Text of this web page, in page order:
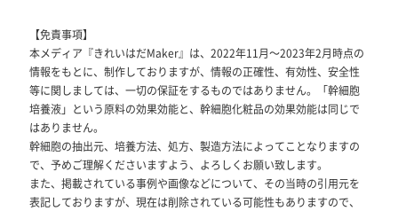
【免責事項】
本メディア『きれいはだMaker』は、2022年11月～2023年2月時点の
情報をもとに、制作しておりますが、情報の正確性、有効性、安全性
等に関しましては、一切の保証をするものではありません。「幹細胞
培養液」という原料の効果効能と、幹細胞化粧品の効果効能は同じで
はありません。
幹細胞の抽出元、培養方法、処方、製造方法によってことなりますの
で、予めご理解くださいますよう、よろしくお願い致します。
また、掲載されている事例や画像などについて、その当時の引用元を
表記しておりますが、現在は削除されている可能性もありますので、